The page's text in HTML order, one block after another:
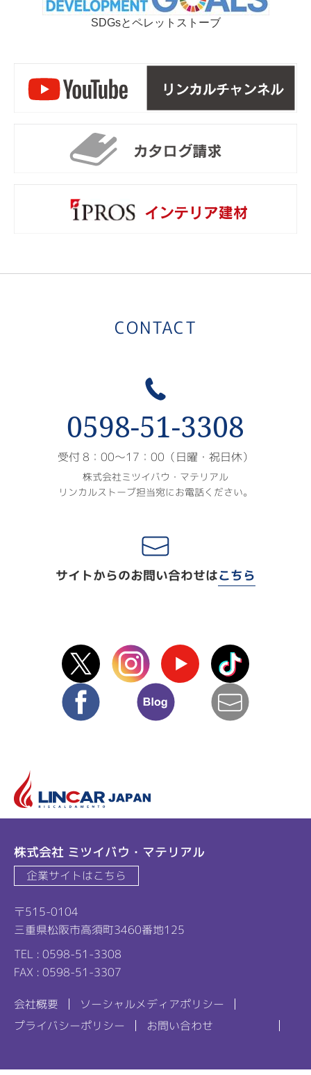
SDGsとペレットストーブ
CONTACT
0598-51-3308
受付 8：00〜17：00（日曜・祝日休）
株式会社ミツイバウ・マテリアル
リンカルストーブ担当宛にお電話ください。
サイトからのお問い合わせはこちら
X(Twitter) instagram Youtube
facebook
株式会社 ミツイバウ・マテリアル
企業サイトはこちら
〒515-0104
三重県松阪市高須町3460番地125
TEL : 0598-51-3308
FAX : 0598-51-3307
会社概要
ソーシャルメディアポリシー
プライバシーポリシー
お問い合わせ